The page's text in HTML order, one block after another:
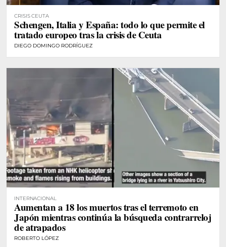
CRISIS CEUTA
Schengen, Italia y España: todo lo que permite el
tratado europeo tras la crisis de Ceuta
DIEGO DOMINGO RODRÍGUEZ
INTERNACIONAL
Aumentan a 18 los muertos tras el terremoto en
Japón mientras continúa la búsqueda contrarreloj
de atrapados
ROBERTO LÓPEZ